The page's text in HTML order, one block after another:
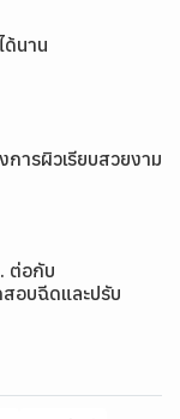
นาน
การผิวเรียบสวยงาม
ต่อกับ
อบฉีดและปรับ